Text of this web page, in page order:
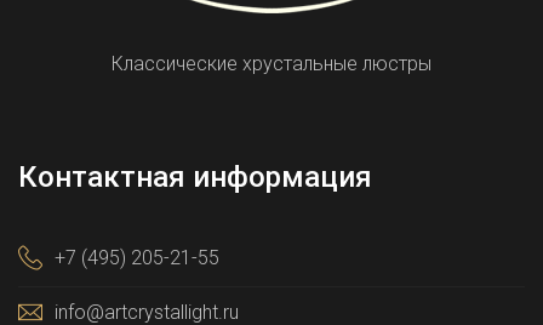
Классические хрустальные люстры
Контактная информация
+7 (495) 205-21-55
info@artcrystallight.ru